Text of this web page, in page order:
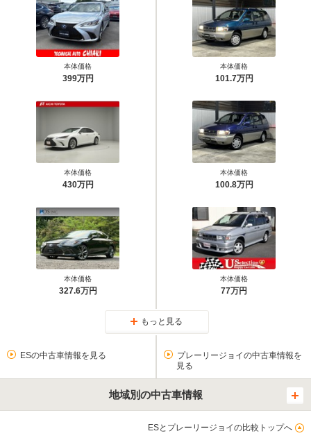
本体価格
399万円
本体価格
430万円
本体価格
327.6万円
本体価格
101.7万円
本体価格
100.8万円
本体価格
77万円
もっと見る
ESの中古車情報を見る
プレーリージョイの中古車情報を
見る
地域別の中古車情報
ESとプレーリージョイの比較トップへ